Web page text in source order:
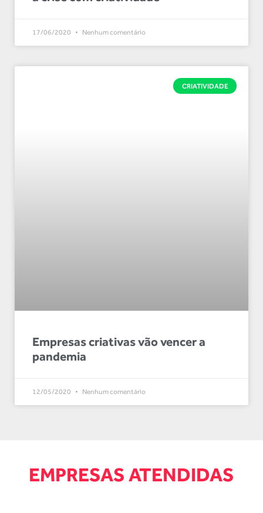
17/06/2020 Nenhum comentário
CRIATIVIDADE
Empresas criativas vão vencer a
pandemia
12/05/2020 Nenhum comentário
EMPRESAS ATENDIDAS